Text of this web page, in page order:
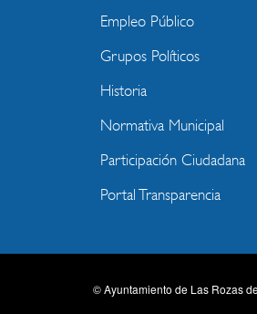
Empleo Público
Grupos Políticos
Historia
Normativa Municipal
Participación Ciudadana
Portal Transparencia
© Ayuntamiento de Las Rozas